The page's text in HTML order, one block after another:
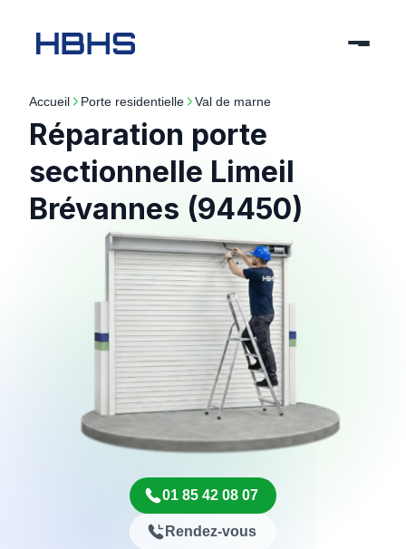
Accueil porte residentielle val de marne
Réparation porte
sectionnelle Limeil
Brévannes (94450)
01 85 42 08 07
Rendez-vous